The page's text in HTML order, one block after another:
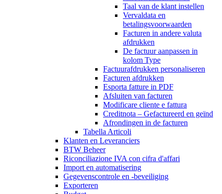
Taal van de klant instellen
Vervaldata en
betalingsvoorwaarden
Facturen in andere valuta
afdrukken
De factuur aanpassen in
kolom Type
Factuurafdrukken personaliseren
Facturen afdrukken
Esporta fatture in PDF
Afsluiten van facturen
Modificare cliente e fattura
Creditnota – Gefactureerd en geïnd
Afrondingen in de facturen
Tabella Articoli
Klanten en Leveranciers
BTW Beheer
Riconciliazione IVA con cifra d'affari
Import en automatisering
Gegevenscontrole en -beveiliging
Exporteren